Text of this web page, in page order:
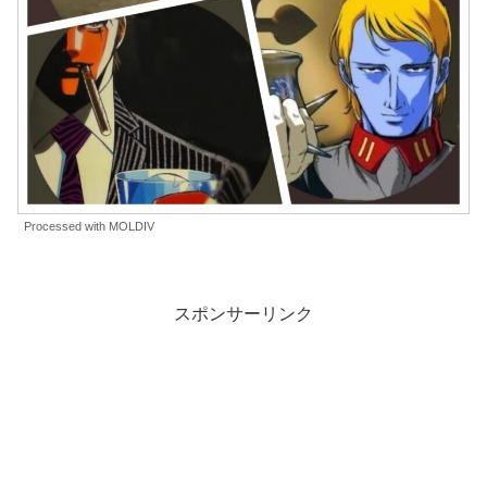
Processed with MOLDIV
スポンサーリンク